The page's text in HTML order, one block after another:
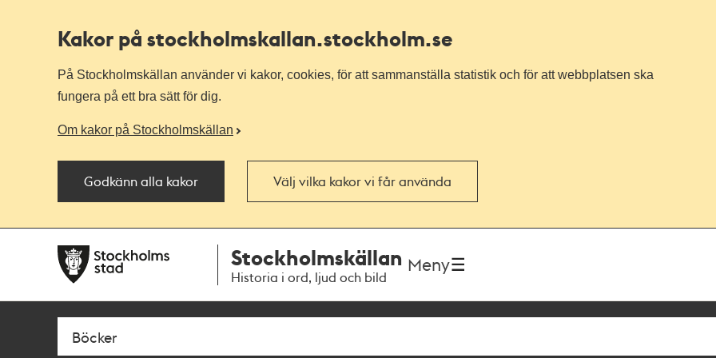
Kakor på stockholmskallan.stockholm.se
På Stockholmskällan använder vi kakor, cookies, för att sammanställa statistik och för att webbplatsen ska
fungera på ett bra sätt för dig.
Om kakor på Stockholmskällan
Godkänn alla kakor Välj vilka kakor vi får använda
navigationen
huvudinnehållet
Stockholmskällan
Historia i ord, ljud och bild
Meny
Sök